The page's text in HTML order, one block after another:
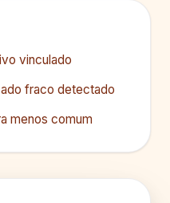
vinculado
fraco detectado
menos comum